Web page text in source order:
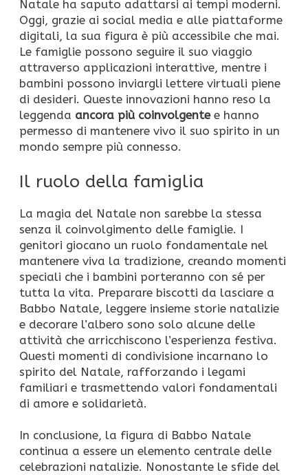
Natale ha saputo adattarsi ai tempi moderni.
Oggi, grazie ai social media e alle piattaforme
digitali, la sua figura è più accessibile che mai.
Le famiglie possono seguire il suo viaggio
attraverso applicazioni interattive, mentre i
bambini possono inviargli lettere virtuali piene
di desideri. Queste innovazioni hanno reso la
leggenda ancora più coinvolgentee hanno
permesso di mantenere vivo il suo spirito in un
mondo sempre più connesso.
Il ruolo della famiglia
La magia del Natale non sarebbe la stessa
senza il coinvolgimento delle famiglie. I
genitori giocano un ruolo fondamentale nel
mantenere viva la tradizione, creando momenti
speciali che i bambini porteranno con sé per
tutta la vita. Preparare biscotti da lasciare a
Babbo Natale, leggere insieme storie natalizie
e decorare l’albero sono solo alcune delle
attività che arricchiscono l’esperienza festiva.
Questi momenti di condivisione incarnano lo
spirito del Natale, rafforzando i legami
familiari e trasmettendo valori fondamentali
di amore e solidarietà.
In conclusione, la figura di Babbo Natale
continua a essere un elemento centrale delle
celebrazioni natalizie. Nonostante le sfide del